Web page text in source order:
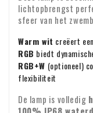
Identiteit
aangekomen?
bestelnummer en
BTW-
Bestelt u vanuit
het mogelijk om de
wij geen BTW over
automatisch
Voor vragen over
lichtopbrengst
sfeer van het
Warm wit creëert
RGB biedt
RGB+W (optioneel)
flexibiliteit
De lamp is volledig